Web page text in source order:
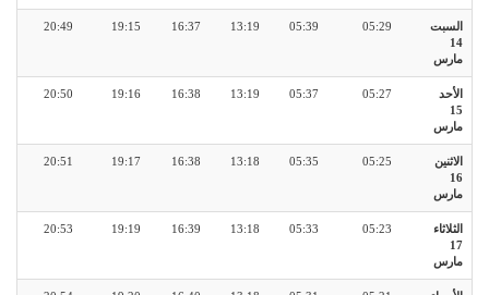
السبت
14
مارس
05:29
05:39
13:19
16:37
19:15
20:49
الأحد
15
مارس
05:27
05:37
13:19
16:38
19:16
20:50
الاثنين
16
مارس
05:25
05:35
13:18
16:38
19:17
20:51
الثلاثاء
17
مارس
05:23
05:33
13:18
16:39
19:19
20:53